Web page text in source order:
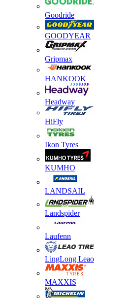
Goodride
GOODYEAR
Gripmax
HANKOOK
Headway
HiFly
Ikon Tyres
KUMHO
LANDSAIL
Landspider
Laufenn
LingLong Leao
MAXXIS